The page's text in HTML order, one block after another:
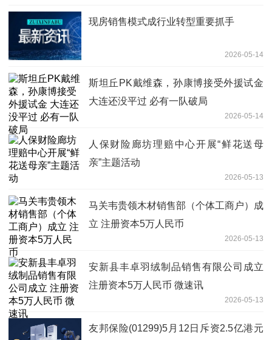
现房销售模式成行业转型重要抓手
2026-05-14
斯坦丘PK戴维森，孙康博接受外援试金
大连还没平过 必有一队破局
2026-05-14
人保财险廊坊理赔中心开展“鲜花送母
亲”主题活动
2026-05-13
马关韦贵领木材销售部（个体工商户）成
立 注册资本5万人民币
2026-05-13
安新县丰卓羽绒制品销售有限公司成立
注册资本5万人民币 微速讯
2026-05-13
友邦保险(01299)5月12日斥资2.5亿港元